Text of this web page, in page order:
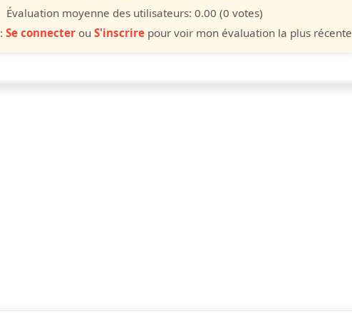
étoiles
étoiles
étoiles
étoiles
étoiles
étoiles
étoiles
étoiles
étoiles
étoile
Évaluation moyenne des utilisateurs: 0.00 (0 votes)
Se connecterou S'inscrirepour voir mon évaluation la plus récente